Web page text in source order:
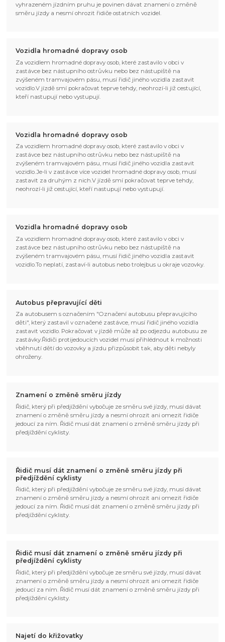
vyhrazeném jízdním pruhu je povinen dávat znamení o změně
směru jízdy a nesmí ohrozit řidiče ostatních vozidel.
Vozidla hromadné dopravy osob
Za vozidlem hromadné dopravy osob, které zastavilo v obci v
zastávce bez nástupního ostrůvku nebo bez nástupiště na
zvýšeném tramvajovém pásu, musí řidič jiného vozidla zastavit
vozidlo.V jízdě smí pokračovat teprve tehdy, neohrozí-li již cestující,
kteří nastupují nebo vystupují.
Vozidla hromadné dopravy osob
Za vozidlem hromadné dopravy osob, které zastavilo v obci v
zastávce bez nástupního ostrůvku nebo bez nástupiště na
zvýšeném tramvajovém pásu, musí řidič jiného vozidla zastavit
vozidlo.Je-li v zastávce více vozidel hromadné dopravy osob, musí
zastavit za druhým z nich.V jízdě smí pokračovat teprve tehdy,
neohrozí-li již cestující, kteří nastupují nebo vystupují.
Vozidla hromadné dopravy osob
Za vozidlem hromadné dopravy osob, které zastavilo v obci v
zastávce bez nástupního ostrůvku nebo bez nástupiště na
zvýšeném tramvajovém pásu, musí řidič jiného vozidla zastavit
vozidlo.To neplatí, zastaví-li autobus nebo trolejbus u okraje vozovky.
Autobus přepravující děti
Za autobusem s označením "Označení autobusu přepravujícího
děti", který zastavil v označené zastávce, musí řidič jiného vozidla
zastavit vozidlo. Pokračovat v jízdě může až po odjezdu autobusu ze
zastávky.Řidiči protijedoucích vozidel musí přihlédnout k možnosti
vběhnutí dětí do vozovky a jízdu přizpůsobit tak, aby děti nebyly
ohroženy.
Znamení o změně směru jízdy
Řidič, který při předjíždění vybočuje ze směru své jízdy, musí dávat
znamení o změně směru jízdy a nesmí ohrozit ani omezit řidiče
jedoucí za ním. Řidič musí dát znamení o změně směru jízdy při
předjíždění cyklisty.
Řidič musí dát znamení o změně směru jízdy při
předjíždění cyklisty
Řidič, který při předjíždění vybočuje ze směru své jízdy, musí dávat
znamení o změně směru jízdy a nesmí ohrozit ani omezit řidiče
jedoucí za ním. Řidič musí dát znamení o změně směru jízdy při
předjíždění cyklisty.
Řidič musí dát znamení o změně směru jízdy při
předjíždění cyklisty
Řidič, který při předjíždění vybočuje ze směru své jízdy, musí dávat
znamení o změně směru jízdy a nesmí ohrozit ani omezit řidiče
jedoucí za ním. Řidič musí dát znamení o změně směru jízdy při
předjíždění cyklisty.
Najetí do křižovatky